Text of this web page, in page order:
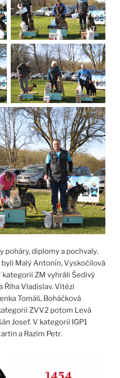
poháry, diplomy a pochvaly.
Malý Antonín, Vyskočilová
kategorii ZM vyhráli Šedivý
Říha Vladislav. Vítězi
Tomáš, Boháčková
ZVV2 potom Levá
Josef. V kategorii IGP1
a Razím Petr.